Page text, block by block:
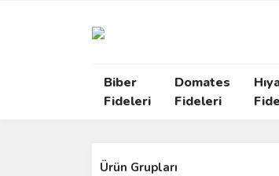
Biber
Fideleri
Domates
Fideleri
Ürün Grupları